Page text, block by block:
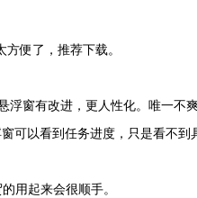
便了，推荐下载。
窗有改进，更人性化。唯一不
可以看到任务进度，只是看不到
用起来会很顺手。